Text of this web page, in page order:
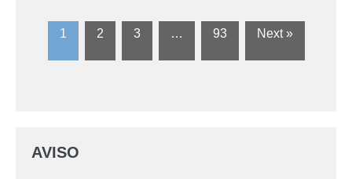
1 2 3 … 93 Next »
AVISO